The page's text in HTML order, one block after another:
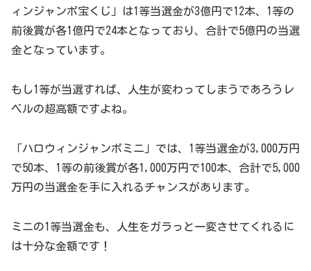
ィンジャンボ宝くじ」は1等当選金が3億円で12本、1等の
前後賞が各1億円で24本となっており、合計で5億円の当選
金となっています。
もし1等が当選すれば、人生が変わってしまうであろうレ
ベルの超高額ですよね。
「ハロウィンジャンボミニ」では、1等当選金が3,000万円
で50本、1等の前後賞が各1,000万円で100本、合計で5,000
万円の当選金を手に入れるチャンスがあります。
ミニの1等当選金も、人生をガラっと一変させてくれるに
は十分な金額です！